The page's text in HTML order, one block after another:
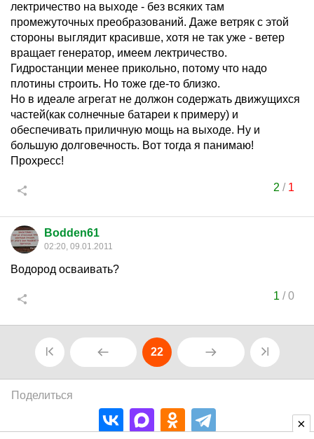
лектричество на выходе - без всяких там
промежуточных преобразований. Даже ветряк с этой
стороны выглядит красивше, хотя не так уже - ветер
вращает генератор, имеем лектричество.
Гидростанции менее прикольно, потому что надо
плотины строить. Но тоже где-то близко.
Но в идеале агрегат не должон содержать движущихся
частей(как солнечные батареи к примеру) и
обеспечивать приличную мощь на выходе. Ну и
большую долговечность. Вот тогда я панимаю!
Прохресс!
2 / 1
Bodden61
02:20, 09.01.2011
Водород осваивать?
1 /0
22
Поделиться